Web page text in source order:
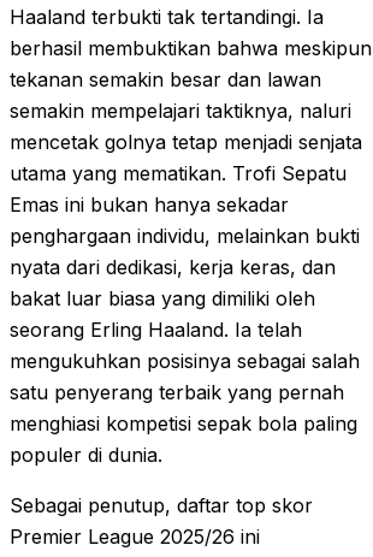
Haaland terbukti tak tertandingi. Ia
berhasil membuktikan bahwa meskipun
tekanan semakin besar dan lawan
semakin mempelajari taktiknya, naluri
mencetak golnya tetap menjadi senjata
utama yang mematikan. Trofi Sepatu
Emas ini bukan hanya sekadar
penghargaan individu, melainkan bukti
nyata dari dedikasi, kerja keras, dan
bakat luar biasa yang dimiliki oleh
seorang Erling Haaland. Ia telah
mengukuhkan posisinya sebagai salah
satu penyerang terbaik yang pernah
menghiasi kompetisi sepak bola paling
populer di dunia.
Sebagai penutup, daftar top skor
Premier League 2025/26 ini